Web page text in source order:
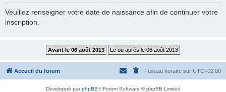
Veuillez renseigner votre date de naissance afin de continuer votre
inscription.
Accueil du forum Fuseau horaire sur UTC+02:00
Développé parphpBB® Forum Software © phpBB Limited